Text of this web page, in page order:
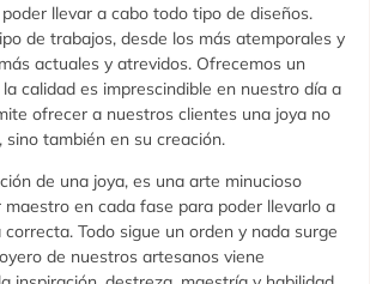
llevar a cabo todo tipo de diseños.
de trabajos, desde los más atemporales y
actuales y atrevidos. Ofrecemos un
calidad es imprescindible en nuestro día a
ofrecer a nuestros clientes una joya no
sino también en su creación.
de una joya, es una arte minucioso
en cada fase para poder llevarlo a
Todo sigue un orden y nada surge
de nuestros artesanos viene